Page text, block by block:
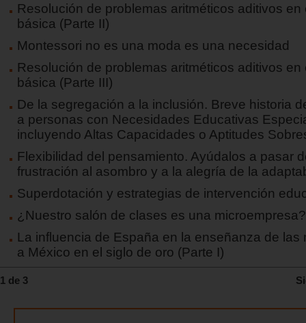
Resolución de problemas aritméticos aditivos en
básica (Parte II)
Montessori no es una moda es una necesidad
Resolución de problemas aritméticos aditivos en
básica (Parte III)
De la segregación a la inclusión. Breve historia
a personas con Necesidades Educativas
incluyendo Altas Capacidades o Aptitudes
Flexibilidad del pensamiento. Ayúdalos a pasar
frustración al asombro y a la alegría de la
Superdotación y estrategias de intervención
¿Nuestro salón de clases es una microempresa?
La influencia de España en la enseñanza de las
a México en el siglo de oro (Parte I)
1 de 3